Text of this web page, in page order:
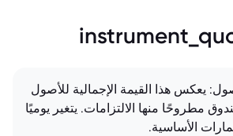
يعكس هذا القيمة الإجمالية للأصول
مطروحًا منها الالتزامات. يتغير يوميًا
الأساسية.